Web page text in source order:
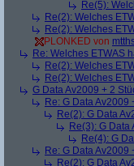
Re(5):
Re(2): Welches
Re(2): Welches
PLONKED von
Re: Welches ETWAS
Re(2): Welches
Re(2): Welches
G Data Av2009 + 2
Re: G Data Av2009
Re(2): G Data
Re(3): G Data
Re(4): G
Re: G Data Av2009
Re(2): G Data